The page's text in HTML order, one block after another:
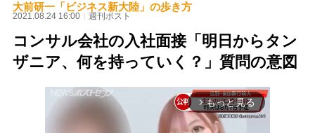
大前研一「ビジネス新大陸」の歩き方
2021.08.24 16:00 週刊ポスト
コンサル会社の入社面接「明日からタン
ザニア、何を持っていく？」質問の意図
arrow_forward_ios もっと見る